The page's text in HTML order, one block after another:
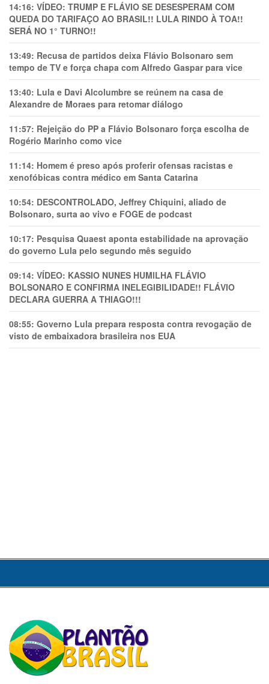
14:16: VÍDEO: TRUMP E FLÁVIO SE DESESPERAM COM
QUEDA DO TARIFAÇO AO BRASIL!! LULA RINDO À TOA!!
SERÁ NO 1° TURNO!!
13:49: Recusa de partidos deixa Flávio Bolsonaro sem
tempo de TV e força chapa com Alfredo Gaspar para vice
13:40: Lula e Davi Alcolumbre se reúnem na casa de
Alexandre de Moraes para retomar diálogo
11:57: Rejeição do PP a Flávio Bolsonaro força escolha de
Rogério Marinho como vice
11:14: Homem é preso após proferir ofensas racistas e
xenofóbicas contra médico em Santa Catarina
10:54: DESCONTROLADO, Jeffrey Chiquini, aliado de
Bolsonaro, surta ao vivo e FOGE de podcast
10:17: Pesquisa Quaest aponta estabilidade na aprovação
do governo Lula pelo segundo mês seguido
09:14: VÍDEO: KASSIO NUNES HUMlLHA FLÁVIO
BOLSONARO E CONFIRMA INELEGIBILIDADE!! FLÁVIO
DECLARA GUERRA A THIAGO!!!
08:55: Governo Lula prepara resposta contra revogação de
visto de embaixadora brasileira nos EUA